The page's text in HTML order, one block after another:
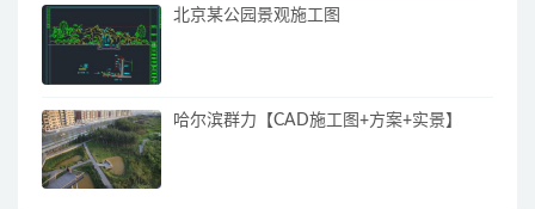
北京某公园景观施工图
哈尔滨群力【CAD施工图+方案+实景】